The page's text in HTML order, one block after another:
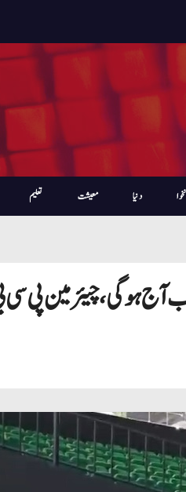
دنیا معیشت تعلیم
آج ہوگی، چیئرمین پی سی